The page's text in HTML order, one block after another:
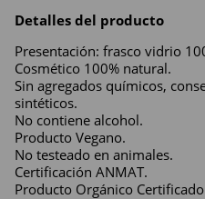
Detalles del producto
Presentación: frasco vidrio
Cosmético 100% natural.
Sin agregados químicos,
sintéticos.
No contiene alcohol.
Producto Vegano.
No testeado en animales.
Certificación ANMAT.
Producto Orgánico